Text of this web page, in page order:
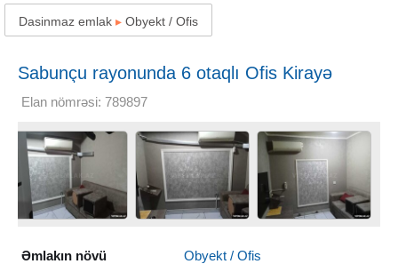
Dasinmaz emlak ▸ Obyekt / Ofis
Sabunçu rayonunda 6 otaqlı Ofis Kirayə
verilir, 80 m²
Elan nömrəsi: 789897
Əmlakın növü Obyekt / Ofis